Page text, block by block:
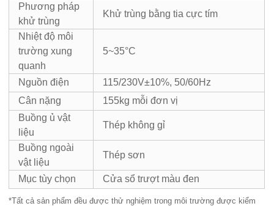
Phương pháp
khử trùng
Khử trùng bằng tia cực tím
Nhiệt độ môi
trường xung
quanh
5~35°C
Nguồn điện
115/230V±10%, 50/60Hz
Cân nặng
155kg mỗi đơn vị
Buồng ủ vật
liệu
Thép không gỉ
Buồng ngoài
vật liệu
Thép sơn
Mục tùy chọn Cửa sổ trượt màu đen
*Tất cả sản phẩm đều được thử nghiệm trong môi trường được kiểm